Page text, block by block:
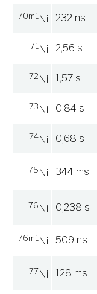
70m1 Ni 232 ns
71 Ni 2,56 s
72 Ni 1,57 s
73 Ni 0,84 s
74Ni 0,68 s
75 Ni 344 ms
76 Ni 0,238 s
76m1 Ni 509 ns
77Ni 128 ms